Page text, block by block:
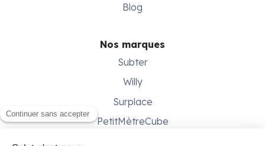
Blog
Nos marques
Subter
Willy
Surplace
PetitMètreCube